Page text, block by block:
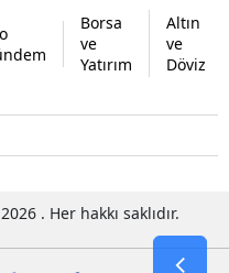
Borsa
ve
Yatırım
Altın
ve
Döviz
. Her hakkı saklıdır.